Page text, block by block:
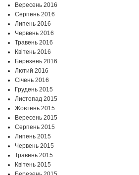
Вересень 2016
Серпень 2016
Липень 2016
Червень 2016
Травень 2016
Квітень 2016
Березень 2016
Лютий 2016
Січень 2016
Грудень 2015
Листопад 2015
Жовтень 2015
Вересень 2015
Серпень 2015
Липень 2015
Червень 2015
Травень 2015
Квітень 2015